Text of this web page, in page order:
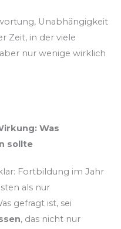
Unabhängigkeit
Zeit, in der viele
nur wenige wirklich
Was
sollte
Fortbildung im Jahr
als nur
gefragt ist, sei
, das nicht nur